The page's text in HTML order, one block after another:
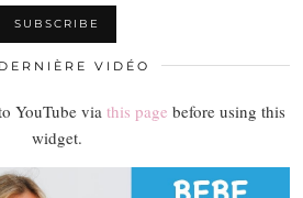
VIDÉO
YouTube via this page before using this
widget.